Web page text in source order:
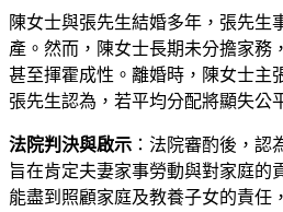
陳女士與張先生結婚多年，張先生
產。然而，陳女士長期未分擔家務
甚至揮霍成性。離婚時，陳女士主
張先生認為，若平均分配將顯失公
法院判決與啟示 ：法院審酌後，認
旨在肯定夫妻家事勞動與對家庭的
能盡到照顧家庭及教養子女的責任